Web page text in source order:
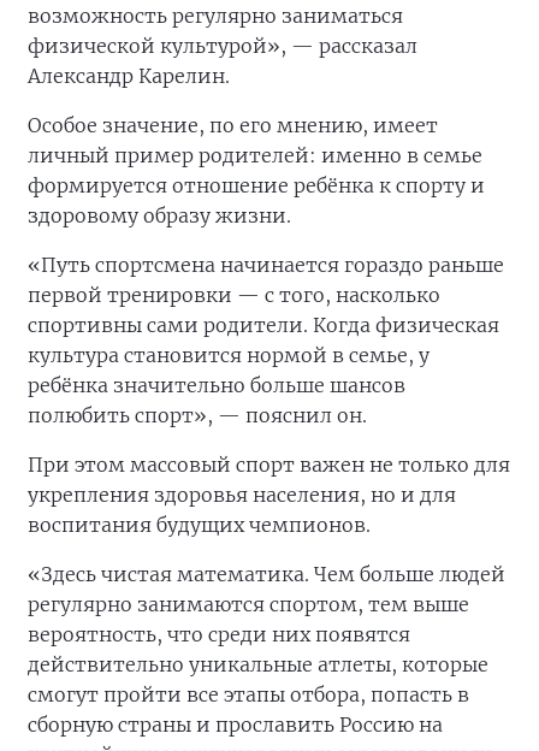
возможность регулярно заниматься
физической культурой», — рассказал
Александр Карелин.
Особое значение, по его мнению, имеет
личный пример родителей: именно в семье
формируется отношение ребёнка к спорту и
здоровому образу жизни.
«Путь спортсмена начинается гораздо раньше
первой тренировки — с того, насколько
спортивны сами родители. Когда физическая
культура становится нормой в семье, у
ребёнка значительно больше шансов
полюбить спорт», — пояснил он.
При этом массовый спорт важен не только для
укрепления здоровья населения, но и для
воспитания будущих чемпионов.
«Здесь чистая математика. Чем больше людей
регулярно занимаются спортом, тем выше
вероятность, что среди них появятся
действительно уникальные атлеты, которые
смогут пройти все этапы отбора, попасть в
сборную страны и прославить Россию на